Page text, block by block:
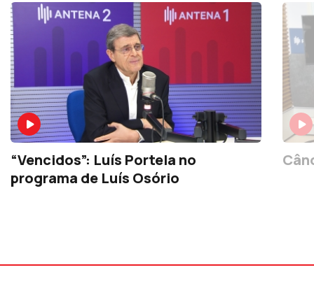
“Vencidos”: Luís Portela no
programa de Luís Osório